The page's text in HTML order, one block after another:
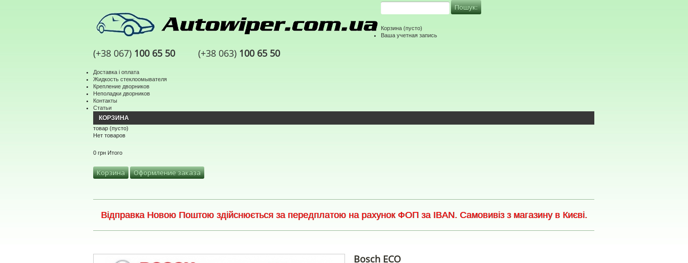
(+38 067) 100 65 50 (+38 063) 100 65 50
Корзина (пусто)
Ваша учетная запись
Доставка і оплата
Жидкость стеклоомывателя
Крепление дворников
Неполадки дворников
Контакты
Статьи
КОРЗИНА
товар (пусто)
Нет товаров
0 грн Итого
Корзина Оформление заказа
Відправка Новою Поштою здійснюється за передплатою на рахунок ФОП за IBAN. Самовивіз з магазину в Києві.
Bosch ECO